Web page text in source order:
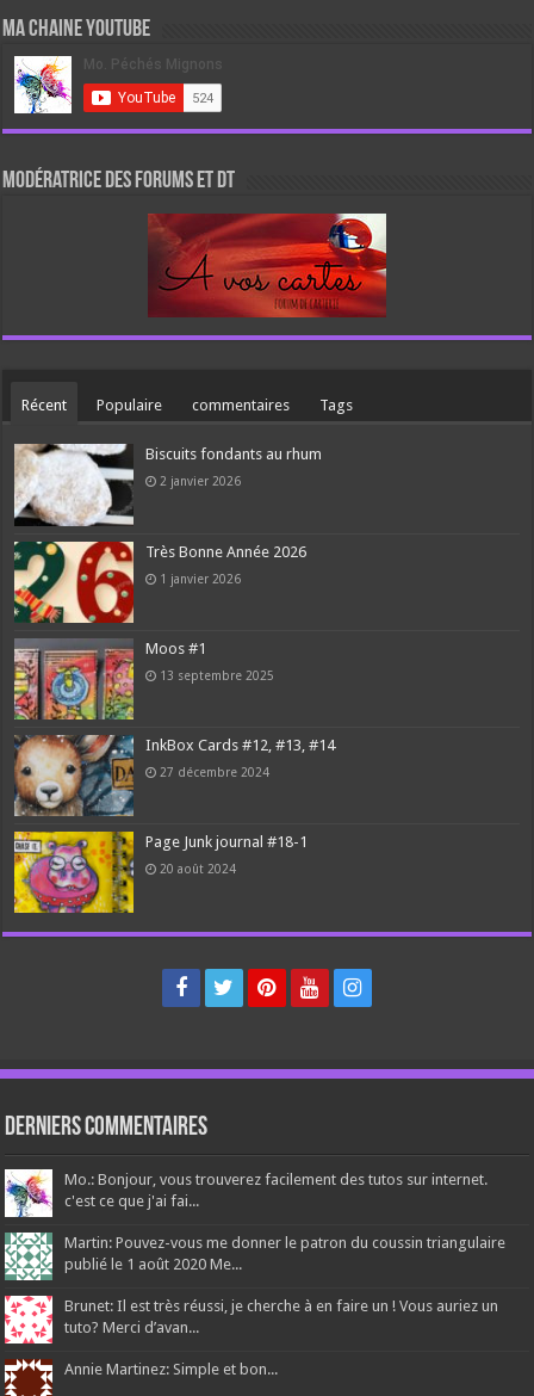
Ma chaine Youtube
Modératrice des forums et DT
Récent Populaire commentaires Tags
Biscuits fondants au rhum
2 janvier 2026
Très Bonne Année 2026
1 janvier 2026
Moos #1
13 septembre 2025
InkBox Cards #12, #13, #14
27 décembre 2024
Page Junk journal #18-1
20 août 2024
Derniers Commentaires
Mo.: Bonjour, vous trouverez facilement des tutos sur internet.
c'est ce que j'ai fai...
Martin: Pouvez-vous me donner le patron du coussin triangulaire
publié le 1 août 2020 Me...
Brunet: Il est très réussi, je cherche à en faire un ! Vous auriez un
tuto? Merci d’avan...
Annie Martinez: Simple et bon...